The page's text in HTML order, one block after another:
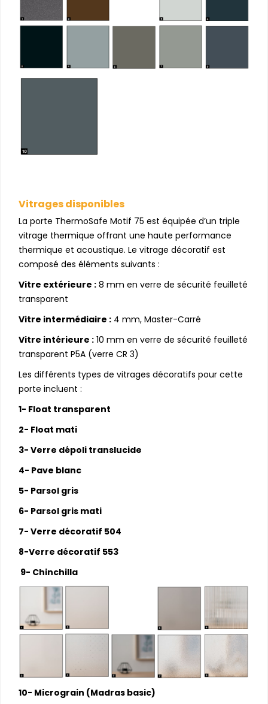
Vitrages disponibles
La porte ThermoSafe Motif 75 est équipée d’un triple
vitrage thermique offrant une haute performance
thermique et acoustique. Le vitrage décoratif est
composé des éléments suivants :
Vitre extérieure : 8 mm en verre de sécurité feuilleté
transparent
Vitre intermédiaire : 4 mm, Master-Carré
Vitre intérieure : 10 mm en verre de sécurité feuilleté
transparent P5A (verre CR 3)
Les différents types de vitrages décoratifs pour cette
porte incluent :
1- Float transparent
2- Float mati
3- Verre dépoli translucide
4- Pave blanc
5- Parsol gris
6- Parsol gris mati
7- Verre décoratif 504
8-Verre décoratif 553
9- Chinchilla
10- Micrograin (Madras basic)